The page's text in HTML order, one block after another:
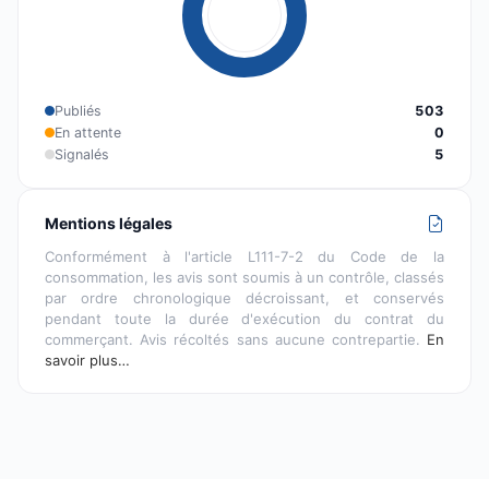
Publiés
503
En attente
0
Signalés
5
Mentions légales
Conformément à l'article L111-7-2 du Code de la
consommation, les avis sont soumis à un contrôle, classés
par ordre chronologique décroissant, et conservés
pendant toute la durée d'exécution du contrat du
commerçant. Avis récoltés sans aucune contrepartie. En
savoir plus…